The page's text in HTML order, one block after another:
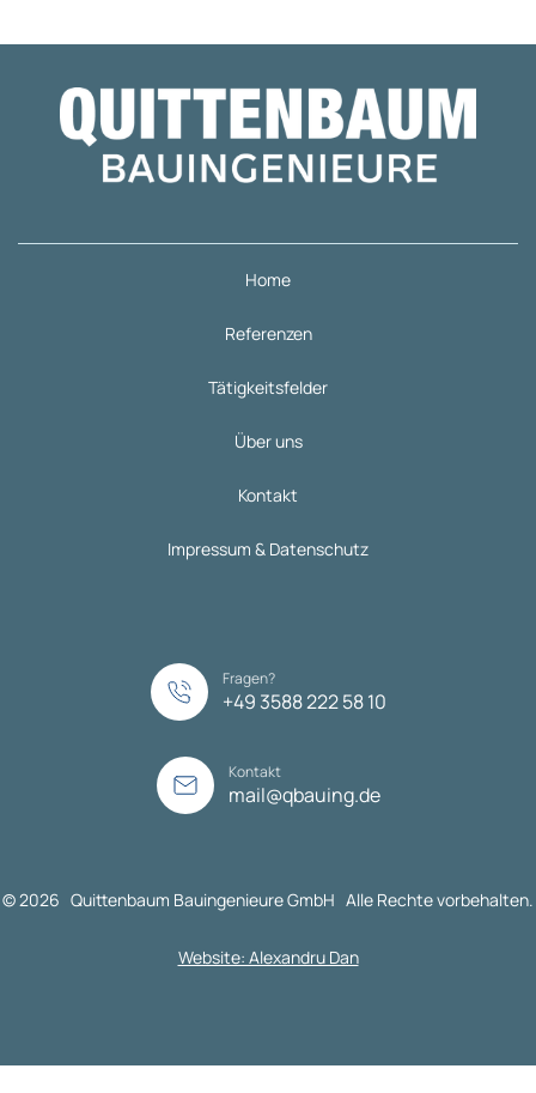
Home
Referenzen
Tätigkeitsfelder
Über uns
Kontakt
Impressum & Datenschutz
Fragen?
+49 3588 222 58 10
Kontakt
mail@qbauing.de
© 2026 Quittenbaum Bauingenieure GmbH Alle Rechte vorbehalten.
Website: Alexandru Dan